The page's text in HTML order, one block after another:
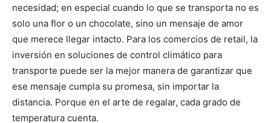
necesidad; en especial cuando lo que se transporta no es
solo una flor o un chocolate, sino un mensaje de amor
que merece llegar intacto. Para los comercios de retail, la
inversión en soluciones de control climático para
transporte puede ser la mejor manera de garantizar que
ese mensaje cumpla su promesa, sin importar la
distancia. Porque en el arte de regalar, cada grado de
temperatura cuenta.